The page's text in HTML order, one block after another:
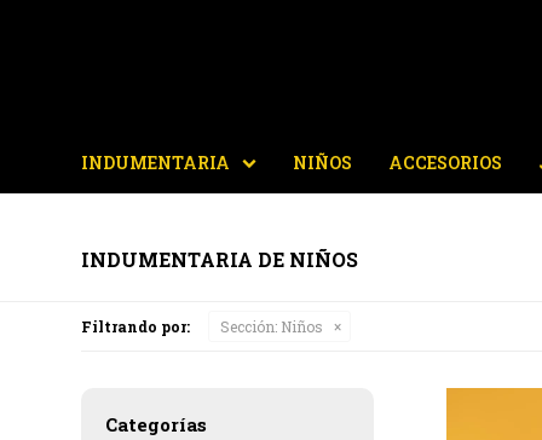
INDUMENTARIA NIÑOS ACCESORIOS
INDUMENTARIA DE NIÑOS
Filtrando por: Sección: Niños
Categorías